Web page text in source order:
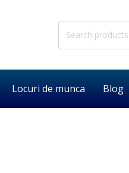
Search
Locuri de munca Blog